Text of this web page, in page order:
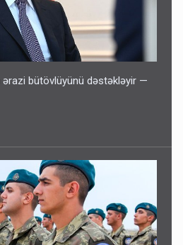
ərazi bütövlüyünü dəstəkləyir —